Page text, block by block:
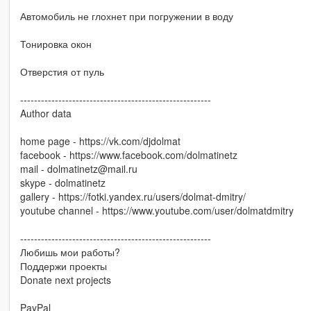
Автомобиль не глохнет при погружении в воду
Тонировка окон
Отверстия от пуль
-------------------------------------------------------
Author data
home page - https://vk.com/djdolmat
facebook - https://www.facebook.com/dolmatinetz
mail - dolmatinetz@mail.ru
skype - dolmatinetz
gallery - https://fotki.yandex.ru/users/dolmat-dmitry/
youtube channel - https://www.youtube.com/user/dolmatdmitry
-------------------------------------------------------
Любишь мои работы?
Поддержи проекты
Donate next projects
PayPal